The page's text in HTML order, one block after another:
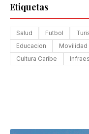
Etiquetas
Salud Futbol
Educacion
Movilidad
Cultura Caribe